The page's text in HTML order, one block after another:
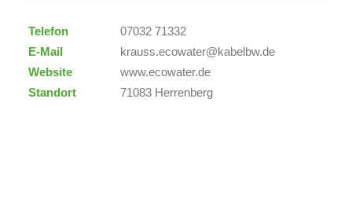
Telefon
07032 71332
E-Mail
krauss.ecowater@kabelbw.de
Website
www.ecowater.de
Standort
71083 Herrenberg